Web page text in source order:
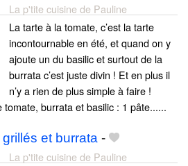
La p'tite cuisine de Pauline
La tarte à la tomate, c’est la tarte
incontournable en été, et quand on y
ajoute un du basilic et surtout de la
burrata c’est juste divin ! Et en plus il
n’y a rien de plus simple à faire !
burrata et basilic : 1 pâte......
et burrata -
La p'tite cuisine de Pauline